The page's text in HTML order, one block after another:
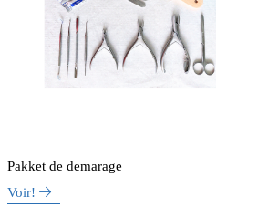
Pakket de demarage
Voir!